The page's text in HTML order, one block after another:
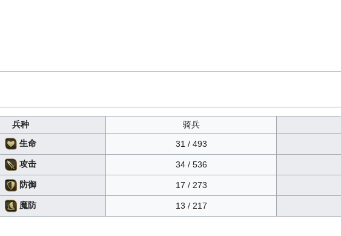
兵种
骑兵
生命
31 / 493
攻击 34 / 536
防御 17 / 273
魔防 13 / 217